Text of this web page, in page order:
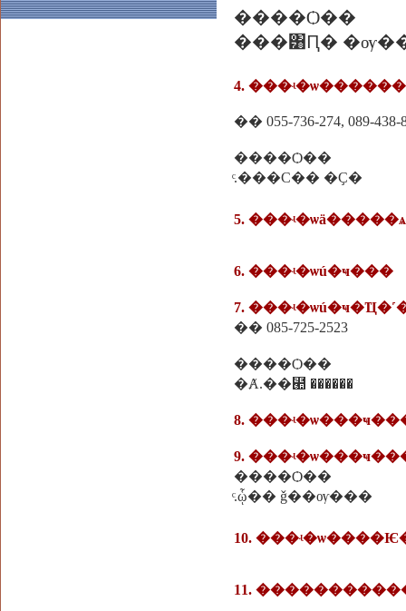
����Ѻ��
���͸Ԥ�
4.
�� 055-736-274, 089-438-
����Ѻ��
ͨ.���С�� �Ҫ�
5.
6. ���ʵ�ѡú�ҹ���
7.
�� 085-725-2523
����Ѻ��
�Ⱥ.��⹪ ������
8.
9.
����Ѻ��
ͨ.ᾧ�� ǧ��ѹ���
10.
11.